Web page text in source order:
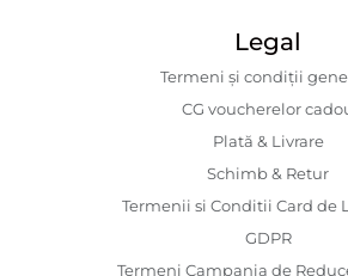
Legal
Termeni și condiții
CG voucherelor
Plată & Livrare
Schimb & Retur
Termenii si Conditii Card de
GDPR
Termeni Campania de